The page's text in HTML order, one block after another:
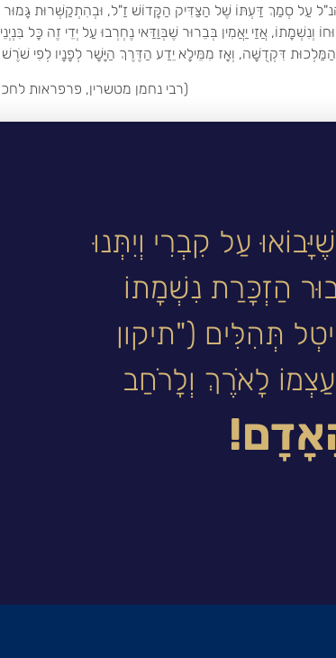
עַל סְמַךְ דַּעְתּוֹ שֶׁל הַצַּדִּיק הַקָּדוֹשׁ זַ"ל, וּבְהִתְקַשְּׁרוּת גָּמוּר
וְנִשְׁמָתוֹ, אֲזַי יַאֲמִין בְּבֵרוּר שֶׁבְּוַדַּאי נֶחְרְבוּ עַל יְדֵי זֶה כָּל
הַמַּלְכוּת דִּקְדֻשָּׁה, וְאָז מִמֵּילָא יֵדַע הַדֶּרֶךְ הַיָּשָׁר לְפָנָיו לְפִי
(רבי נחמן מטשרין, פרפראות
עַל קִבְרִי וְיִתְּנוּ
הַזְכָּרַת נִשְׁמָתוֹ
תְּהִלִּים ("תיקון
לָאֹרֶךְ וְלָרֹחַב